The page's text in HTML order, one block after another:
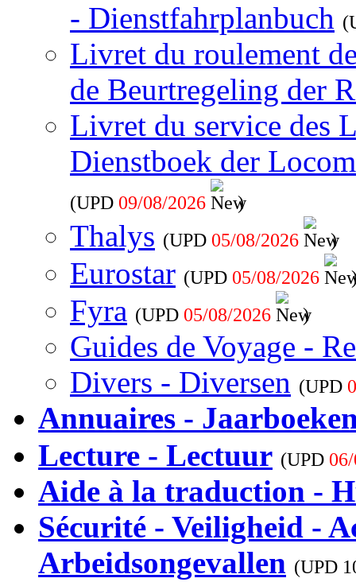
- Dienstfahrplanbuch
Livret du roulement
de Beurtregeling der
Livret du service des
Dienstboek der
(UPD 09/08/2026 )
Thalys (UPD 05/08/2026 )
Eurostar (UPD 05/08/2026
Fyra (UPD 05/08/2026 )
Guides de Voyage -
Divers - Diversen (UPD
Annuaires -
Lecture - Lectuur (UPD
Aide à la traduction -
Sécurité - Veiligheid -
Arbeidsongevallen (UPD